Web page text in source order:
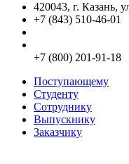
420043, г. Казань,
+7 (843) 510-46-01
+7 (800) 201-91-18
Поступающему
Студенту
Сотруднику
Выпускнику
Заказчику